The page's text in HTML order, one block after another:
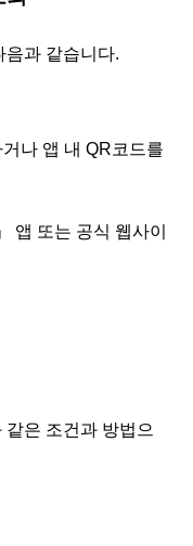
음과 같습니다.
나 앱 내 QR코드를
앱 또는 공식 웹사이
은 조건과 방법으